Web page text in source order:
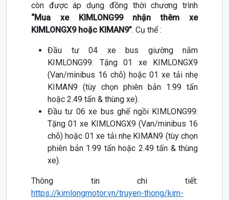
còn được áp dụng đồng thời chương trình
“Mua xe KIMLONG99 nhận thêm xe
KIMLONGX9 hoặc KIMAN9”. Cụ thể :
Đầu tư 04 xe bus giường nằm
KIMLONG99: Tặng 01 xe KIMLONGX9
(Van/minibus 16 chỗ) hoặc 01 xe tải nhẹ
KIMAN9 (tùy chọn phiên bản 1.99 tấn
hoặc 2.49 tấn & thùng xe).
Đầu tư 06 xe bus ghế ngồi KIMLONG99:
Tặng 01 xe KIMLONGX9 (Van/minibus 16
chỗ) hoặc 01 xe tải nhẹ KIMAN9 (tùy chọn
phiên bản 1.99 tấn hoặc 2.49 tấn & thùng
xe).
Thông tin chi tiết:
https://kimlongmotor.vn/truyen-thong/kim-